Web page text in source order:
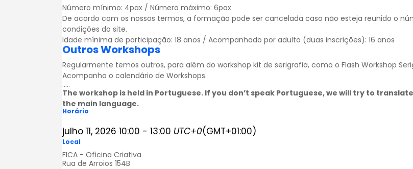
Número mínimo: 4pax / Número máximo: 6pax
De acordo com os nossos termos, a formação pode ser cancelada caso não esteja reunido o
condições do site.
Idade mínima de participação: 18 anos / Acompanhado por adulto (duas inscrições): 16 anos
Outros Workshops
Regularmente temos outros, para além do workshop kit de serigrafia, como o Flash Workshop
Acompanha o calendário de Workshops.
…..
The workshop is held in Portuguese. If you don’t speak Portuguese, we will try to
the main language.
Horário
julho 11, 2026 10:00 - 13:00 UTC+0(GMT+01:00)
Local
FICA - Oficina Criativa
Rua de Arroios 154B